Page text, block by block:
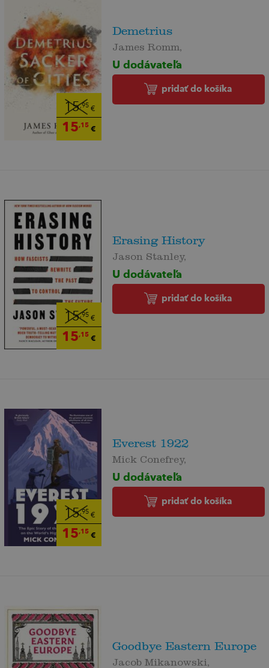
15,95€
15,15€
Demetrius
James Romm,
U dodávateľa
pridať do košíka
15,95€
15,15€
Erasing History
Jason Stanley,
U dodávateľa
pridať do košíka
15,95€
15,15€
Everest 1922
Mick Conefrey,
U dodávateľa
pridať do košíka
Goodbye Eastern Europe
Jacob Mikanowski,